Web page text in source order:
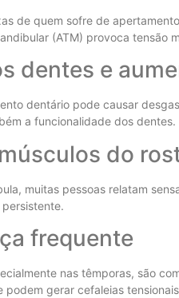
de quem sofre de
(ATM) provoca tensão
dentes e
dentário pode causar
a funcionalidade dos dentes.
do
muitas pessoas relatam
frequente
nas têmporas, são
podem gerar cefaleias